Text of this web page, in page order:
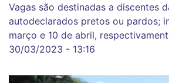
Vagas são destinadas a discentes
autodeclarados pretos ou pardos;
março e 10 de abril,
30/03/2023 - 13:16